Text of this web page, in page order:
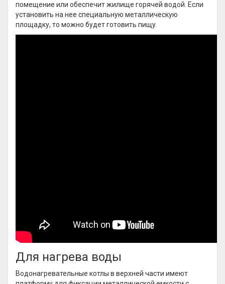
помещение или обеспечит жилище горячей водой. Если
установить на нее специальную металлическую
площадку, то можно будет готовить пищу.
Для нагрева воды
Водонагревательные котлы в верхней части имеют